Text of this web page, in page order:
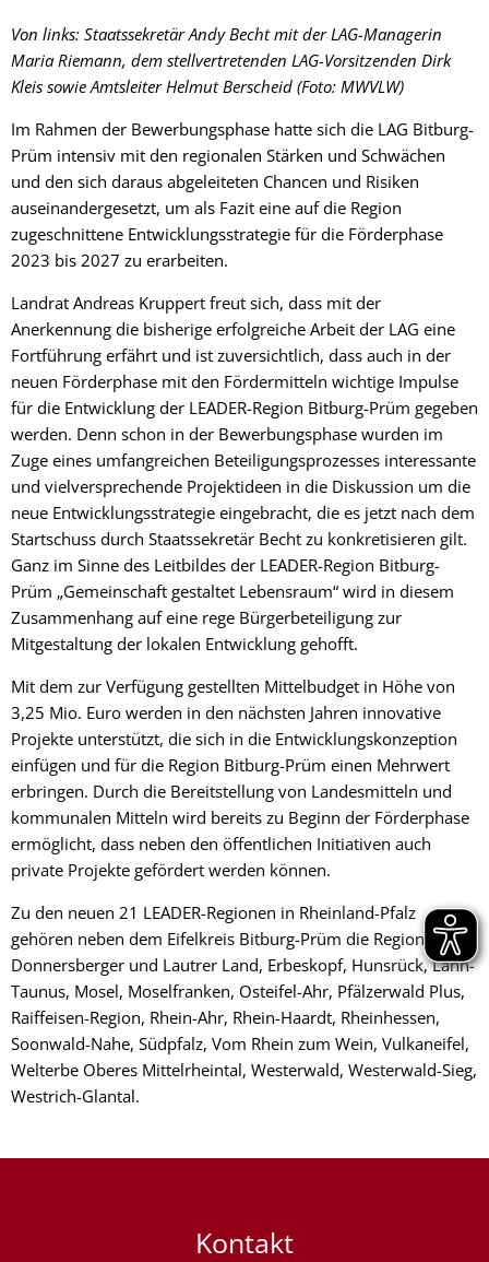
Von links: Staatssekretär Andy Becht mit der LAG-Managerin
Maria Riemann, dem stellvertretenden LAG-Vorsitzenden Dirk
Kleis sowie Amtsleiter Helmut Berscheid (Foto: MWVLW)
Im Rahmen der Bewerbungsphase hatte sich die LAG Bitburg-
Prüm intensiv mit den regionalen Stärken und Schwächen
und den sich daraus abgeleiteten Chancen und Risiken
auseinandergesetzt, um als Fazit eine auf die Region
zugeschnittene Entwicklungsstrategie für die Förderphase
2023 bis 2027 zu erarbeiten.
Landrat Andreas Kruppert freut sich, dass mit der
Anerkennung die bisherige erfolgreiche Arbeit der LAG eine
Fortführung erfährt und ist zuversichtlich, dass auch in der
neuen Förderphase mit den Fördermitteln wichtige Impulse
für die Entwicklung der LEADER-Region Bitburg-Prüm gegeben
werden. Denn schon in der Bewerbungsphase wurden im
Zuge eines umfangreichen Beteiligungsprozesses interessante
und vielversprechende Projektideen in die Diskussion um die
neue Entwicklungsstrategie eingebracht, die es jetzt nach dem
Startschuss durch Staatssekretär Becht zu konkretisieren gilt.
Ganz im Sinne des Leitbildes der LEADER-Region Bitburg-
Prüm „Gemeinschaft gestaltet Lebensraum“ wird in diesem
Zusammenhang auf eine rege Bürgerbeteiligung zur
Mitgestaltung der lokalen Entwicklung gehofft.
Mit dem zur Verfügung gestellten Mittelbudget in Höhe von
3,25 Mio. Euro werden in den nächsten Jahren innovative
Projekte unterstützt, die sich in die Entwicklungskonzeption
einfügen und für die Region Bitburg-Prüm einen Mehrwert
erbringen. Durch die Bereitstellung von Landesmitteln und
kommunalen Mitteln wird bereits zu Beginn der Förderphase
ermöglicht, dass neben den öffentlichen Initiativen auch
private Projekte gefördert werden können.
Zu den neuen 21 LEADER-Regionen in Rheinland-Pfalz
gehören neben dem Eifelkreis Bitburg-Prüm die Regionen
Donnersberger und Lautrer Land, Erbeskopf, Hunsrück, Lahn-
Taunus, Mosel, Moselfranken, Osteifel-Ahr, Pfälzerwald Plus,
Raiffeisen-Region, Rhein-Ahr, Rhein-Haardt, Rheinhessen,
Soonwald-Nahe, Südpfalz, Vom Rhein zum Wein, Vulkaneifel,
Welterbe Oberes Mittelrheintal, Westerwald, Westerwald-Sieg,
Westrich-Glantal.
Kontakt